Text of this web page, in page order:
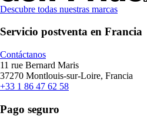
Descubre todas nuestras marcas
Servicio postventa en Francia
Contáctanos
11 rue Bernard Maris
37270 Montlouis-sur-Loire, Francia
+33 1 86 47 62 58
Pago seguro